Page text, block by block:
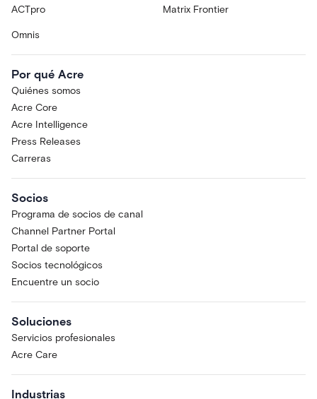
ACTpro Matrix Frontier
Omnis
Por qué Acre
Quiénes somos
Acre Core
Acre Intelligence
Press Releases
Carreras
Socios
Programa de socios de canal
Channel Partner Portal
Portal de soporte
Socios tecnológicos
Encuentre un socio
Soluciones
Servicios profesionales
Acre Care
Industrias